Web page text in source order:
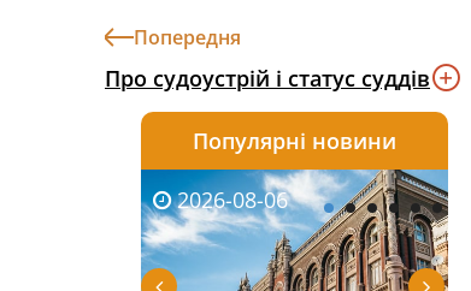
Попередня
Про судоустрій і статус суддів
Популярні новини
2026-08-06
2026-08-03